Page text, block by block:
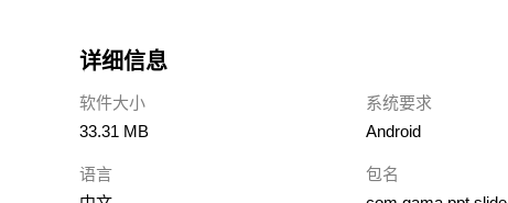
详细信息
软件大小
33.31 MB
系统要求
Android
语言
包名